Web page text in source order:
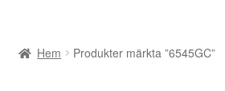
Betalningar
Hem Produkter märkta ”6545GC”